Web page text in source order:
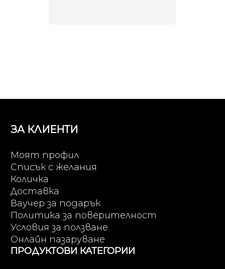
ЗА КЛИЕНТИ
Моят профил
Списък с желания
Количка
Доставка
Ваучер за подарък
Политика за поверителност
Условия за ползване
Онлайн пазаруване
ПРОДУКТОВИ КАТЕГОРИИ